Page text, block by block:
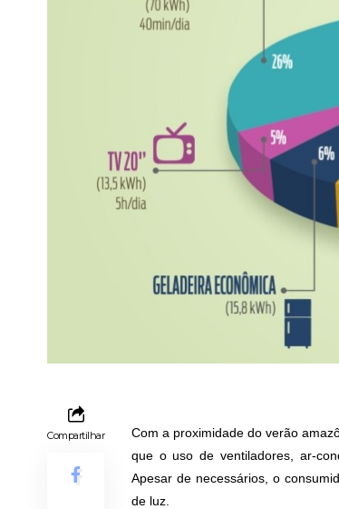
Compartilhar
Com a proximidade do verão
que o uso de ventiladores, ar-
Apesar de necessários, o
de luz.